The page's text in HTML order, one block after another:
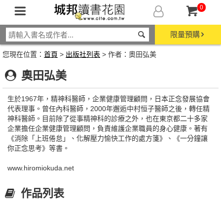
0
限量預購
您現在位置： 首頁 > 出版社列表 > 作者：奧田弘美
奧田弘美
生於1967年，精神科醫師，企業健康管理顧問，日本正念發展協會
代表理事。曾任內科醫師，2000年邂逅中村恒子醫師之後，轉任精
神科醫師。目前除了從事精神科的診療之外，也在東京都二十多家
企業擔任企業健康管理顧問，負責維護企業職員的身心健康。著有
《消除「上班倦怠」、化解壓力愉快工作的處方箋》、《一分鐘讓
你正念思考》等書。
www.hiromiokuda.net
作品列表